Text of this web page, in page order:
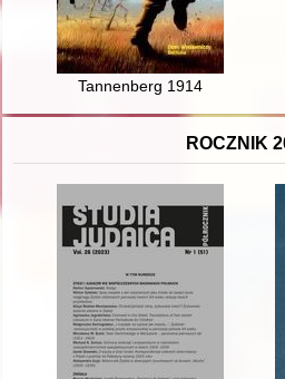
Tannenberg 1914
ROCZNIK